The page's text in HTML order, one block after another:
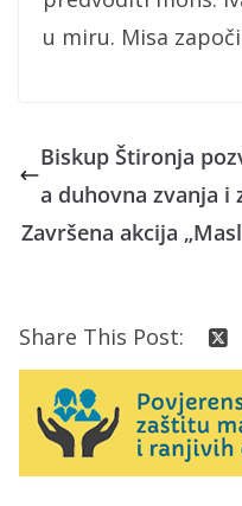
u miru. Misa
Biskup Štironja
a duhovna zvanja i
Završena akcija
Share This Post: